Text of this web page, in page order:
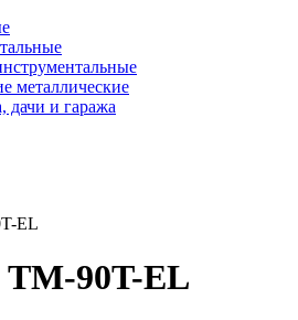
металлические
дачи и гаража
EL
90T-EL